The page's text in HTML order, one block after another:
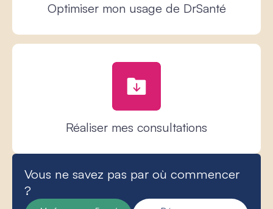
Optimiser mon usage de DrSanté
Réaliser mes consultations
Vous ne savez pas par où commencer
?